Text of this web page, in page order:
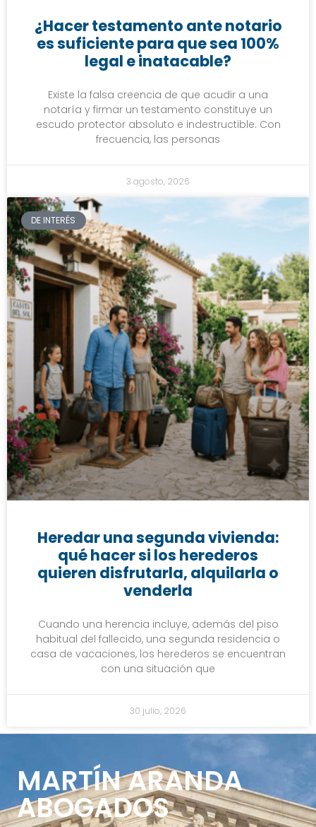
¿Hacer testamento ante notario
es suficiente para que sea 100%
legal e inatacable?
Existe la falsa creencia de que acudir a una
notaría y firmar un testamento constituye un
escudo protector absoluto e indestructible. Con
frecuencia, las personas
3 agosto, 2026
DE INTERÉS
Heredar una segunda vivienda:
qué hacer si los herederos
quieren disfrutarla, alquilarla o
venderla
Cuando una herencia incluye, además del piso
habitual del fallecido, una segunda residencia o
casa de vacaciones, los herederos se encuentran
con una situación que
30 julio, 2026
MARTÍN ARANDA
ABOGADOS